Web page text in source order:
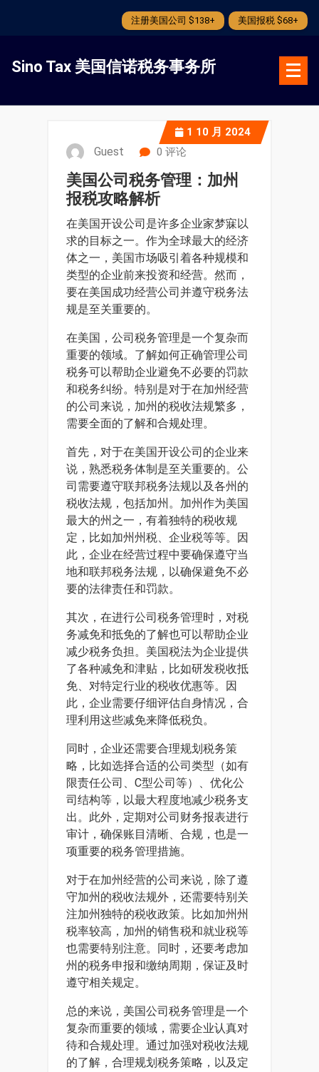
注册美国公司 $138+ 美国报税 $68+
Sino Tax 美国信诺税务事务所
1 10 月 2024
Guest 0 评论
美国公司税务管理：加州
报税攻略解析
在美国开设公司是许多企业家梦寐以
求的目标之一。作为全球最大的经济
体之一，美国市场吸引着各种规模和
类型的企业前来投资和经营。然而，
要在美国成功经营公司并遵守税务法
规是至关重要的。
在美国，公司税务管理是一个复杂而
重要的领域。了解如何正确管理公司
税务可以帮助企业避免不必要的罚款
和税务纠纷。特别是对于在加州经营
的公司来说，加州的税收法规繁多，
需要全面的了解和合规处理。
首先，对于在美国开设公司的企业来
说，熟悉税务体制是至关重要的。公
司需要遵守联邦税务法规以及各州的
税收法规，包括加州。加州作为美国
最大的州之一，有着独特的税收规
定，比如加州州税、企业税等等。因
此，企业在经营过程中要确保遵守当
地和联邦税务法规，以确保避免不必
要的法律责任和罚款。
其次，在进行公司税务管理时，对税
务减免和抵免的了解也可以帮助企业
减少税务负担。美国税法为企业提供
了各种减免和津贴，比如研发税收抵
免、对特定行业的税收优惠等。因
此，企业需要仔细评估自身情况，合
理利用这些减免来降低税负。
同时，企业还需要合理规划税务策
略，比如选择合适的公司类型（如有
限责任公司、C型公司等）、优化公
司结构等，以最大程度地减少税务支
出。此外，定期对公司财务报表进行
审计，确保账目清晰、合规，也是一
项重要的税务管理措施。
对于在加州经营的公司来说，除了遵
守加州的税收法规外，还需要特别关
注加州独特的税收政策。比如加州州
税率较高，加州的销售税和就业税等
也需要特别注意。同时，还要考虑加
州的税务申报和缴纳周期，保证及时
遵守相关规定。
总的来说，美国公司税务管理是一个
复杂而重要的领域，需要企业认真对
待和合规处理。通过加强对税收法规
的了解，合理规划税务策略，以及定